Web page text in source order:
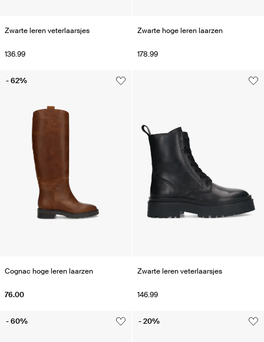
Zwarte leren veterlaarsjes
136.99
Zwarte hoge leren laarzen
178.99
Cognac hoge leren laarzen
76.00
- 62%
Zwarte leren veterlaarsjes
146.99
- 60% - 20%